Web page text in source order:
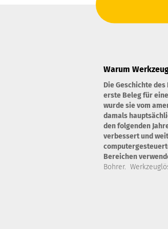
Warum
Die Geschichte
erste Beleg für
wurde sie vom
damals
den folgenden
verbessert und
Bereichen
Bohrer.